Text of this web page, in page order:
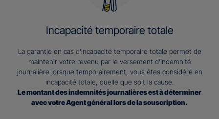
Incapacité temporaire totale
La garantie en cas d’incapacité temporaire totale permet de
maintenir votre revenu par le versement d’indemnité
journalière lorsque temporairement, vous êtes considéré en
incapacité totale, quelle que soit la cause.
Le montant des indemnités journalières est à déterminer
avec votre Agent général lors de la souscription.